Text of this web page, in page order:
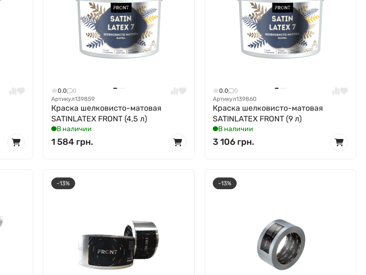
0.0
0
Артикул139859
Краска шелковисто-матовая
SATINLATEX FRONT (4,5 л)
В наличии
1 584 грн.
0.0
0
Артикул139860
Краска шелковисто-матовая
SATINLATEX FRONT (9 л)
В наличии
3 106 грн.
-13% -13%